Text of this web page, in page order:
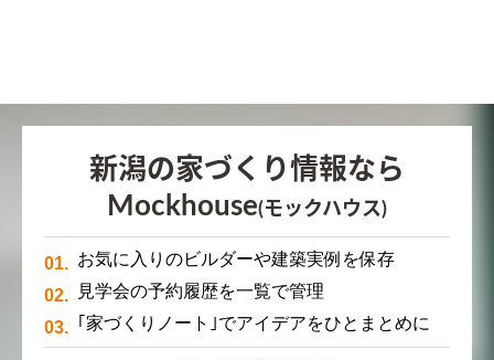
新潟の家づくり情報なら
Mockhouse(モックハウス)
お気に入りのビルダーや建築実例を保存
見学会の予約履歴を一覧で管理
｢家づくりノート｣でアイデアをひとまとめに